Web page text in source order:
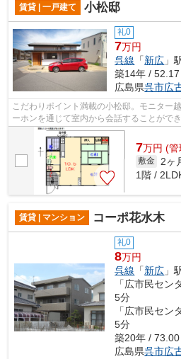
賃貸 | 一戸建て 小松邸
礼0
7万円
呉線 「新広 」
築14年 / 52.17
広島県呉市広
こだわりポイント満載の小松邸。モニター
ーホンを通じて室内から会話することがで
なアイテムを収納可能なスペースがあ...
7万円 (管
敷金 2ヶ
1階 /
賃貸 | マンション コーポ花水木
礼0
8万円
呉線 「新広 」
「広市民セ
5分
「広市民セ
5分
築20年 / 73.00
広島県呉市広